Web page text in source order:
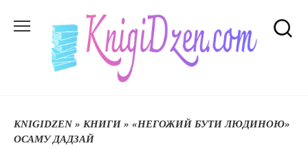
до
KNIGIDZEN» КНИГИ » «НЕГОЖИЙ БУТИ ЛЮДИНОЮ»
ОСАМУ ДАДЗАЙ